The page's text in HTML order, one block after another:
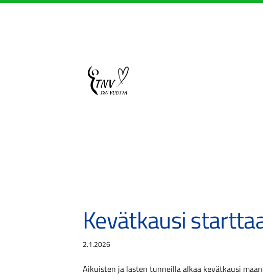
Sivuston etusivulle
Kevätkausi
2.1.2026
Aikuisten ja lasten tunneilla alkaa kevätkausi